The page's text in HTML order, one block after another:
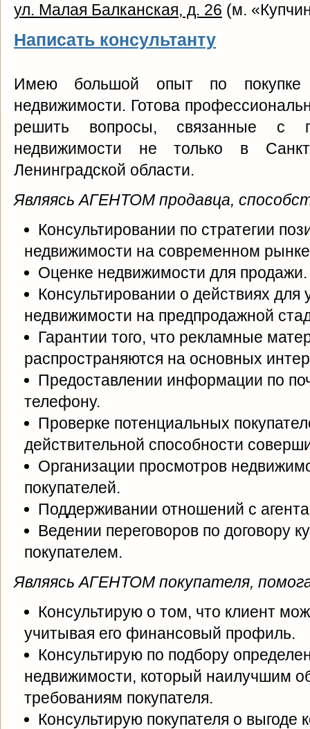
ул. Малая Балканская, д. 26 (м.
Написать консультанту
Имею большой опыт по покупке
недвижимости. Готова
решить вопросы, связанные с
недвижимости не только в
Ленинградской области.
Являясь АГЕНТОМ продавца,
Консультировании по стратегии
недвижимости на современном
Оценке недвижимости для продажи.
Консультировании о действиях для
недвижимости на предпродажной
Гарантии того, что рекламные
распространяются на основных
Предоставлении информации по
телефону.
Проверке потенциальных
действительной способности
Организации просмотров
покупателей.
Поддерживании отношений с
Ведении переговоров по договору
покупателем.
Являясь АГЕНТОМ покупателя,
Консультирую о том, что клиент
учитывая его финансовый профиль.
Консультирую по подбору
недвижимости, который наилучшим
требованиям покупателя.
Консультирую покупателя о выгоде